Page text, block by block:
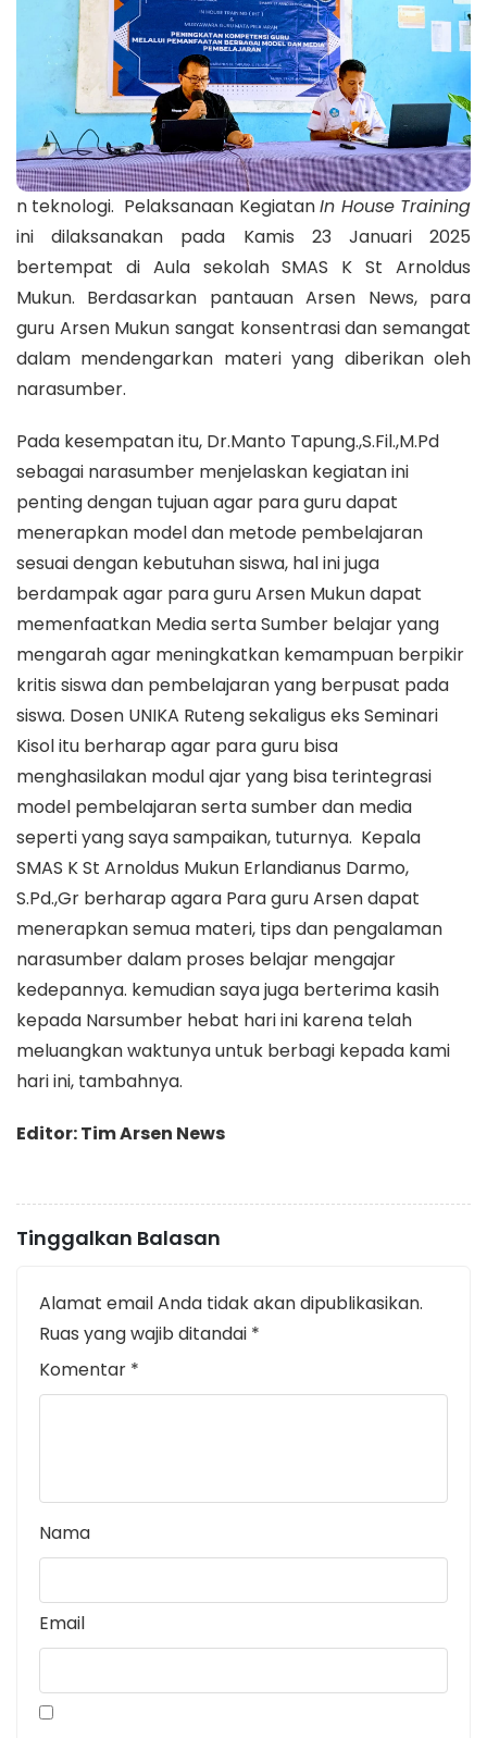
n teknologi. Pelaksanaan KegiatanIn House Training
ini dilaksanakan pada Kamis 23 Januari 2025
bertempat di Aula sekolah SMAS K St Arnoldus
Mukun. Berdasarkan pantauan Arsen News, para
guru Arsen Mukun sangat konsentrasi dan semangat
dalam mendengarkan materi yang diberikan oleh
narasumber.
Pada kesempatan itu, Dr.Manto Tapung.,S.Fil.,M.Pd
sebagai narasumber menjelaskan kegiatan ini
penting dengan tujuan agar para guru dapat
menerapkan model dan metode pembelajaran
sesuai dengan kebutuhan siswa, hal ini juga
berdampak agar para guru Arsen Mukun dapat
memenfaatkan Media serta Sumber belajar yang
mengarah agar meningkatkan kemampuan berpikir
kritis siswa dan pembelajaran yang berpusat pada
siswa. Dosen UNIKA Ruteng sekaligus eks Seminari
Kisol itu berharap agar para guru bisa
menghasilakan modul ajar yang bisa terintegrasi
model pembelajaran serta sumber dan media
seperti yang saya sampaikan, tuturnya. Kepala
SMAS K St Arnoldus Mukun Erlandianus Darmo,
S.Pd.,Gr berharap agara Para guru Arsen dapat
menerapkan semua materi, tips dan pengalaman
narasumber dalam proses belajar mengajar
kedepannya. kemudian saya juga berterima kasih
kepada Narsumber hebat hari ini karena telah
meluangkan waktunya untuk berbagi kepada kami
hari ini, tambahnya.
Editor: Tim Arsen News
Tinggalkan Balasan
Alamat email Anda tidak akan dipublikasikan.
Ruas yang wajib ditandai *
Komentar *
Nama
Email